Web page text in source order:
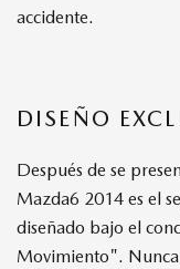
accidente.
DISEÑO
Después de se
Mazda6 2014 es el
diseñado bajo el
Movimiento".